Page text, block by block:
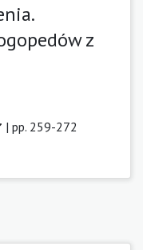
z
| pp. 259-272